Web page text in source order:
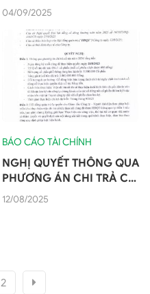
04/09/2025
BÁO CÁO TÀI CHÍNH
NGHỊ QUYẾT THÔNG QUA
PHƯƠNG ÁN CHI TRẢ CỔ
TỨC NĂM 2024 BẰNG
12/08/2025
2